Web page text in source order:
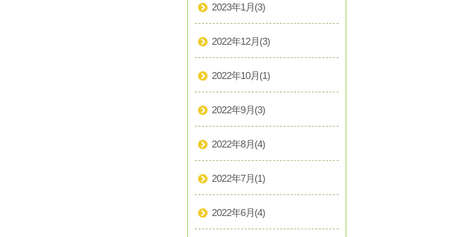
2023年1月(3)
2022年12月(3)
2022年10月(1)
2022年9月(3)
2022年8月(4)
2022年7月(1)
2022年6月(4)